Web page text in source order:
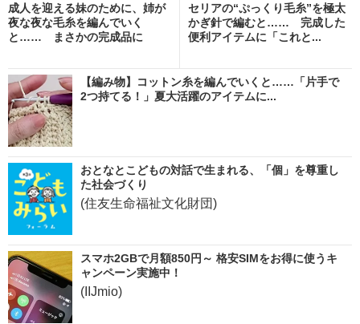
成人を迎える妹のために、姉が
夜な夜な毛糸を編んでいく
と…… まさかの完成品に
セリアの“ぷっくり毛糸”を極太
かぎ針で編むと…… 完成した
便利アイテムに「これと...
【編み物】コットン糸を編んでいくと……「片手で
2つ持てる！」夏大活躍のアイテムに...
おとなとこどもの対話で生まれる、「個」を尊重し
た社会づくり
(住友生命福祉文化財団)
スマホ2GBで月額850円～ 格安SIMをお得に使うキ
ャンペーン実施中！
(IIJmio)